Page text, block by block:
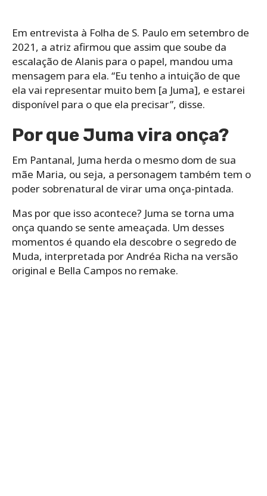
Em entrevista à Folha de S. Paulo em setembro de
2021, a atriz afirmou que assim que soube da
escalação de Alanis para o papel, mandou uma
mensagem para ela. “Eu tenho a intuição de que
ela vai representar muito bem [a Juma], e estarei
disponível para o que ela precisar”, disse.
Por que Juma vira onça?
Em Pantanal, Juma herda o mesmo dom de sua
mãe Maria, ou seja, a personagem também tem o
poder sobrenatural de virar uma onça-pintada.
Mas por que isso acontece? Juma se torna uma
onça quando se sente ameaçada. Um desses
momentos é quando ela descobre o segredo de
Muda, interpretada por Andréa Richa na versão
original e Bella Campos no remake.